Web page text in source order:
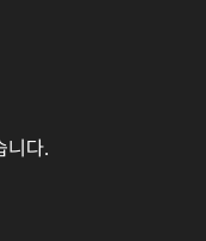
니다.